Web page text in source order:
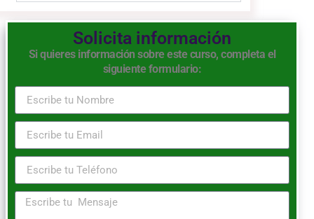
Solicita información
Si quieres información sobre este curso, completa el
siguiente formulario: